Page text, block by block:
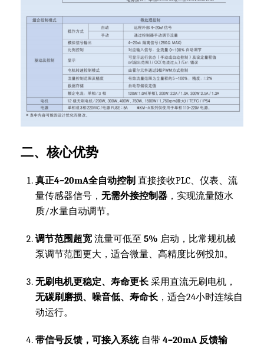
二、核心优势
真正4–20mA全自动控制 直接接收PLC、仪表、流
量传感器信号， 无需外接控制器 ，实现流量随水
质/水量自动调节。
调节范围超宽 流量可低至 5% 启动，比常规机械
泵调节范围更大，适合微量、高精度比例投加。
无刷电机更稳定、寿命更长 采用直流无刷电机，
无碳刷磨损、噪音低、寿命长 ，适合24小时连续自
动运行。
带信号反馈，可接入系统自带 4–20mA 反馈输